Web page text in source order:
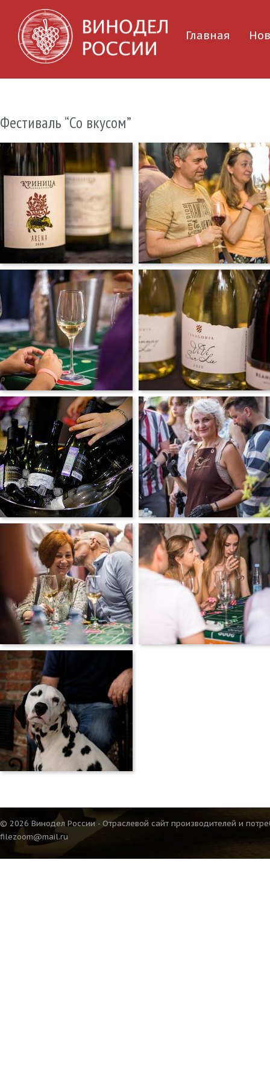
Главная
Фестиваль “Со вкусом”
© 2026 Винодел России - Отраслевой сайт производителей и
filezoom@mail.ru